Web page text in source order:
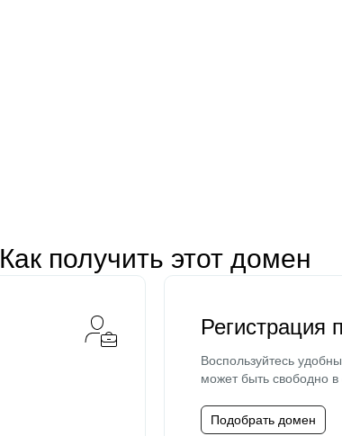
Как получить этот домен
Регистрация
Воспользуйтесь
может быть свободно
Подобрать домен